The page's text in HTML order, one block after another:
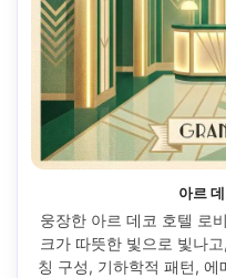
아르
웅장한 아르 데코 호텔 로
크가 따뜻한 빛으로 빛나
칭 구성, 기하학적 패턴, 에